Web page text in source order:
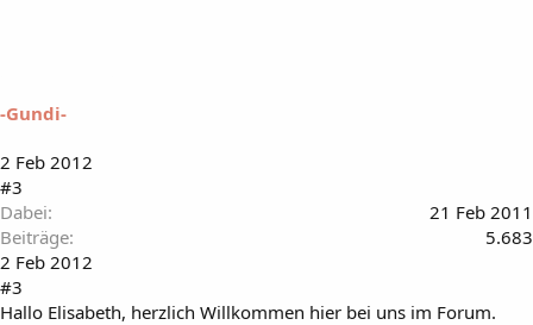
-Gundi-
2 Feb 2012
#3
Dabei
21 Feb 2011
Beiträge
5.683
2 Feb 2012
#3
Hallo Elisabeth, herzlich Willkommen hier bei uns im Forum.